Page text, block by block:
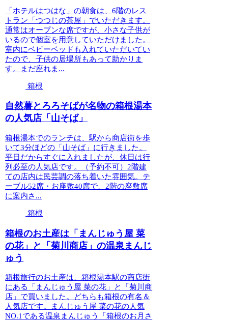
「ホテルはつはな」の朝食は、6階のレス
トラン「つつじの茶屋」でいただきます。
通常はオープンな席ですが、小さな子供が
いるので個室を用意していただけました。
室内にベビーベッドも入れていただいてい
たので、子供の居場所もあって助かりま
す。まだ座れま...
箱根
自然薯とろろそばが名物の箱根湯本
の人気店「山そば」
箱根湯本でのランチは、駅から商店街を歩
いて3分ほどの「山そば」に行きました。
平日だからすぐに入れましたが、休日は行
列必至の人気店です。（予約不可）2階建
ての店内は民芸調の落ち着いた雰囲気。テ
ーブル52席・お座敷40席で、2階の座敷席
に案内さ...
箱根
箱根のお土産は「まんじゅう屋 菜
の花」と「菊川商店」の温泉まんじ
ゅう
箱根旅行のお土産は、箱根湯本駅の商店街
にある「まんじゅう屋 菜の花」と「菊川商
店」で買いました。どちらも箱根の有名＆
人気店です。まんじゅう屋 菜の花の人気
NO.1である温泉まんじゅう「箱根のお月さ